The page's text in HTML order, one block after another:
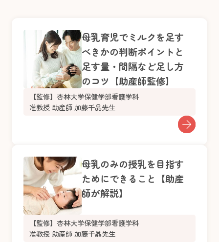
母乳育児でミルクを足す
べきかの判断ポイントと
足す量・間隔など足し方
のコツ【助産師監修】
【監修】杏林大学保健学部看護学科
准教授 助産師 加藤千晶先生
母乳のみの授乳を目指す
ためにできること【助産
師が解説】
【監修】杏林大学保健学部看護学科
准教授 助産師 加藤千晶先生